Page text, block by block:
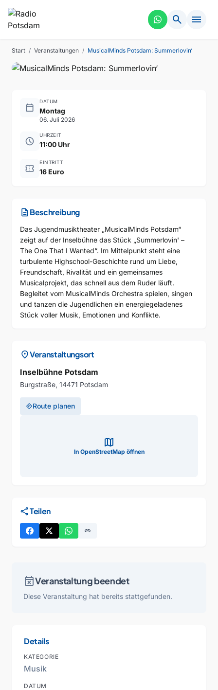
search menu
Start / Veranstaltungen / MusicalMinds Potsdam: Summerlovin‘
MUSIK
Summerlovin‘
calendar_today
DATUM
Montag
06. Juli 2026
schedule
UHRZEIT
11:00 Uhr
confirmation_number
EINTRITT
16 Euro
descriptionBeschreibung
Das Jugendmusiktheater „MusicalMinds Potsdam“
zeigt auf der Inselbühne das Stück „Summerlovin' –
The One That I Wanted“. Im Mittelpunkt steht eine
turbulente Highschool-Geschichte rund um Liebe,
Freundschaft, Rivalität und ein gemeinsames
Musicalprojekt, das schnell aus dem Ruder läuft.
Begleitet vom MusicalMinds Orchestra spielen, singen
und tanzen die Jugendlichen ein energiegeladenes
Stück voller Musik, Emotionen und Konflikte.
location_onVeranstaltungsort
Inselbühne Potsdam
Burgstraße, 14471 Potsdam
directionsRoute planen
map
In OpenStreetMap öffnen
shareTeilen
link
event_busyVeranstaltung beendet
Diese Veranstaltung hat bereits stattgefunden.
Details
KATEGORIE
Musik
DATUM